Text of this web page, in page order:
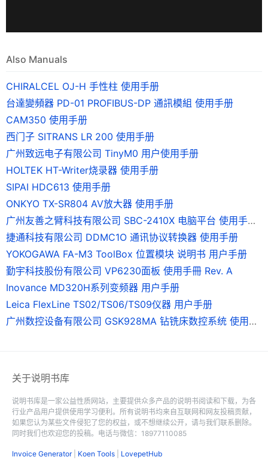
Also Manuals
CHIRALCEL OJ-H 手性柱 使用手册
台達變頻器 PD-01 PROFIBUS-DP 通訊模組 使用手册
CAM350 使用手册
西门子 SITRANS LR 200 使用手册
广州致远电子有限公司 TinyM0 用户使用手册
HOLTEK HT-Writer烧录器 使用手册
SIPAI HDC613 使用手册
ONKYO TX-SR804 AV放大器 使用手册
广州友善之臂科技有限公司 SBC-2410X 电脑平台 使用手册 Version0.9
捷通科技有限公司 DDMC1O 通讯协议转换器 使用手册
YOKOGAWA FA-M3 ToolBox 位置模块 说明书 用户手册
勤宇科技股份有限公司 VP6230面板 使用手冊 Rev. A
Inovance MD320H系列变频器 用户手册
Leica FlexLine TS02/TS06/TS09仪器 用户手册
广州数控设备有限公司 GSK928MA 钻铣床数控系统 使用手册
关于说明书库
说明书库是一家公益性质网站，主要提供众多产品的说明书阅读和下载，为各
行业产品用户提供使用学习便利。所有说明书均来自互联网和网友投稿贡献，
如果您认为某些文件侵犯了您的权益，或不想继续公开，请与我们联系删除。
同时我们也欢迎您的投稿。电话与微信：18977110085
Invoice Generator| Koen Tools LovepetHub